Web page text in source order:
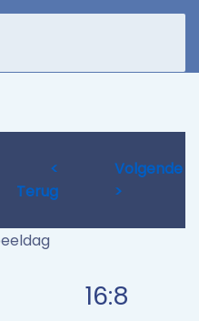
<
Terug
Volgende
>
16:8